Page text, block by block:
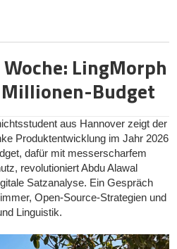
Programm?
und Tech-Start-ups profitieren von
Skalierung und zum Einwerben
KOBIL SuperApp-Plattform mit
integrierte Module für
Vertragsunterzeichnung
und rechtssicher
Valley und Europa für
LingMorph
Millionen-Budget
aus Hannover zeigt der
Produktentwicklung im Jahr 2026
dafür mit messerscharfem
revolutioniert Abdu Alawal
Satzanalyse. Ein Gespräch
Open-Source-Strategien und
Linguistik.